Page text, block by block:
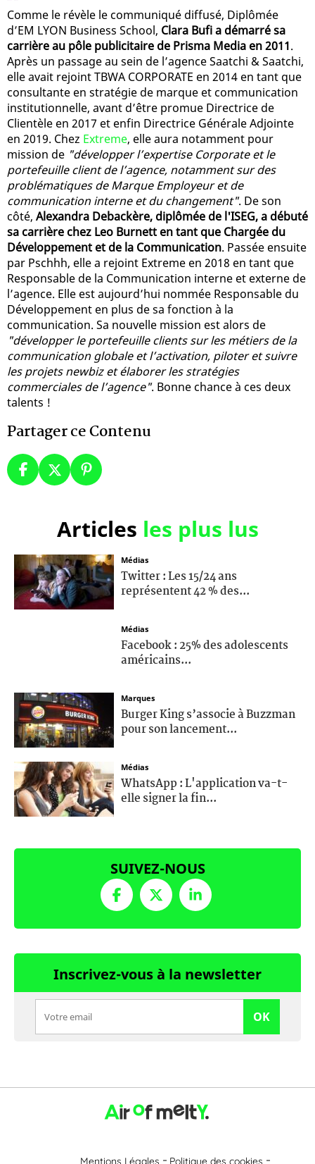
Comme le révèle le communiqué diffusé, Diplômée
d’EM LYON Business School, Clara Bufi a démarré sa
carrière au pôle publicitaire de Prisma Media en 2011.
Après un passage au sein de l’agence Saatchi & Saatchi,
elle avait rejoint TBWA CORPORATE en 2014 en tant que
consultante en stratégie de marque et communication
institutionnelle, avant d’être promue Directrice de
Clientèle en 2017 et enfin Directrice Générale Adjointe
en 2019. Chez Extreme, elle aura notamment pour
mission de "développer l’expertise Corporate et le
portefeuille client de l’agence, notamment sur des
problématiques de Marque Employeur et de
communication interne et du changement". De son
côté, Alexandra Debackère, diplômée de l'ISEG, a débuté
sa carrière chez Leo Burnett en tant que Chargée du
Développement et de la Communication. Passée ensuite
par Pschhh, elle a rejoint Extreme en 2018 en tant que
Responsable de la Communication interne et externe de
l’agence. Elle est aujourd’hui nommée Responsable du
Développement en plus de sa fonction à la
communication. Sa nouvelle mission est alors de
"développer le portefeuille clients sur les métiers de la
communication globale et l’activation, piloter et suivre
les projets newbiz et élaborer les stratégies
commerciales de l’agence". Bonne chance à ces deux
talents !
Partager ce Contenu
Articles les plus lus
Médias
Twitter : Les 15/24 ans
représentent 42 % des...
Médias
Facebook : 25% des adolescents
américains...
Marques
Burger King s’associe à Buzzman
pour son lancement...
Médias
WhatsApp : L'application va-t-
elle signer la fin...
SUIVEZ-NOUS
Inscrivez-vous à la newsletter
OK
Mentions Légales Politique des cookies